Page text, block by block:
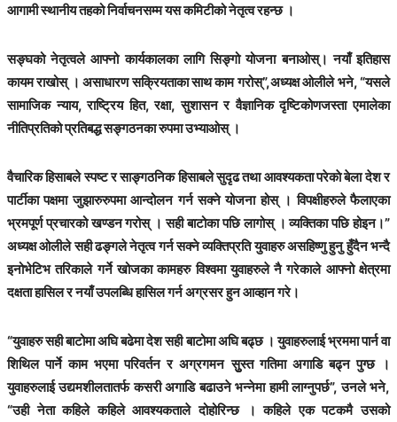
आगामी स्थानीय तहको निर्वाचनसम्म यस कमिटीको नेतृत्व रहन्छ ।
सङ्घको नेतृत्वले आफ्नो कार्यकालका लागि सिङ्गो योजना बनाओस्। नयाँ इतिहास
कायम राखोस् । असाधारण सक्रियताका साथ काम गरोस्”,अध्यक्ष ओलीले भने, “यसले
सामाजिक न्याय, राष्ट्रिय हित, रक्षा, सुशासन र वैज्ञानिक दृष्टिकोणजस्ता एमालेका
नीतिप्रतिको प्रतिबद्ध सङ्गठनका रुपमा उभ्याओस् ।
वैचारिक हिसाबले स्पष्ट र साङ्गठनिक हिसाबले सुदृढ तथा आवश्यकता परेकाे बेला देश र
पार्टीका पक्षमा जुझारुरुपमा आन्दोलन गर्न सक्ने योजना होस् । विपक्षीहरुले फैलाएका
भ्रमपूर्ण प्रचारको खण्डन गरोस् । सही बाटोका पछि लागोस् । व्यक्तिका पछि होइन।”
अध्यक्ष ओलीले सही ढङ्गले नेतृत्व गर्न सक्ने व्यक्तिप्रति युवाहरु असहिष्णु हुनु हुँदैन भन्दै
इनोभेटिभ तरिकाले गर्ने खोजका कामहरु विश्वमा युवाहरुले नै गरेकाले आफ्नो क्षेत्रमा
दक्षता हासिल र नयाँ उपलब्धि हासिल गर्न अग्रसर हुन आव्हान गरे।
“युवाहरु सही बाटोमा अघि बढेमा देश सही बाटोमा अघि बढ्छ । युवाहरुलाई भ्रममा पार्न वा
शिथिल पार्ने काम भएमा परिवर्तन र अग्रगमन सुुस्त गतिमा अगाडि बढ्न पुग्छ ।
युवाहरुलाई उद्यमशीलतातर्फ कसरी अगाडि बढाउने भन्नेमा हामी लाग्नुपर्छ”, उनले भने,
“उही नेता कहिले कहिले आवश्यकताले दोहोरिन्छ । कहिले एक पटकमै उसको